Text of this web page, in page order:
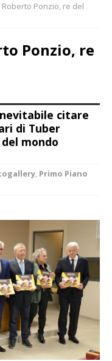
Ponzio, re del
Ponzio, re
citare
di Tuber
mondo
, Primo Piano